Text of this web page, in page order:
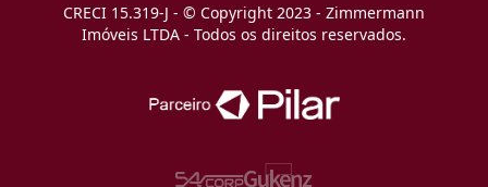
CRECI 15.319-J - © Copyright 2023 - Zimmermann
Imóveis LTDA - Todos os direitos reservados.